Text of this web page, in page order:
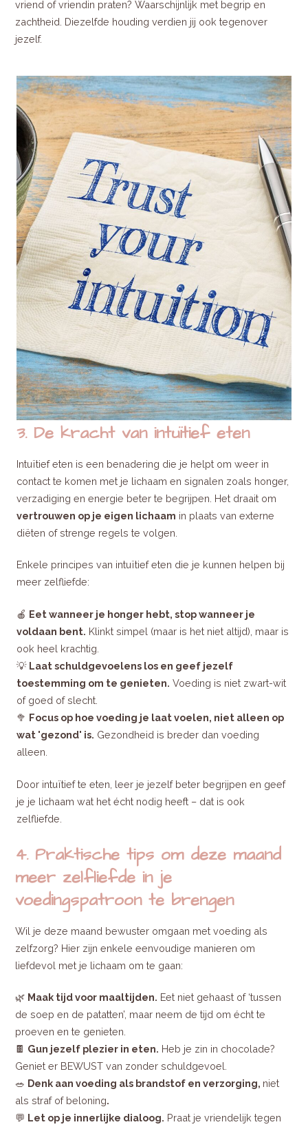
vriend of vriendin praten? Waarschijnlijk met begrip en
zachtheid. Diezelfde houding verdien jij ook tegenover
jezelf.
3. De kracht van intuïtief eten
Intuïtief eten is een benadering die je helpt om weer in
contact te komen met je lichaam en signalen zoals honger,
verzadiging en energie beter te begrijpen. Het draait om
vertrouwen op je eigen lichaam in plaats van externe
diëten of strenge regels te volgen.
Enkele principes van intuïtief eten die je kunnen helpen bij
meer zelfliefde:
🍎 Eet wanneer je honger hebt, stop wanneer je
voldaan bent. Klinkt simpel (maar is het niet altijd), maar is
ook heel krachtig.
💡 Laat schuldgevoelens los en geef jezelf
toestemming om te genieten. Voeding is niet zwart-wit
of goed of slecht.
🥦 Focus op hoe voeding je laat voelen, niet alleen op
wat 'gezond' is. Gezondheid is breder dan voeding
alleen.
Door intuïtief te eten, leer je jezelf beter begrijpen en geef
je je lichaam wat het écht nodig heeft – dat is ook
zelfliefde.
4. Praktische tips om deze maand
meer zelfliefde in je
voedingspatroon te brengen
Wil je deze maand bewuster omgaan met voeding als
zelfzorg? Hier zijn enkele eenvoudige manieren om
liefdevol met je lichaam om te gaan:
🌿 Maak tijd voor maaltijden. Eet niet gehaast of ‘tussen
de soep en de patatten’, maar neem de tijd om écht te
proeven en te genieten.
🍫 Gun jezelf plezier in eten. Heb je zin in chocolade?
Geniet er BEWUST van zonder schuldgevoel.
🥗 Denk aan voeding als brandstof en verzorging, niet
als straf of beloning.
💬 Let op je innerlijke dialoog. Praat je vriendelijk tegen